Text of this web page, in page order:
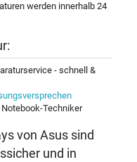
werden innerhalb 24
- schnell &
Techniker
von Asus sind
und in